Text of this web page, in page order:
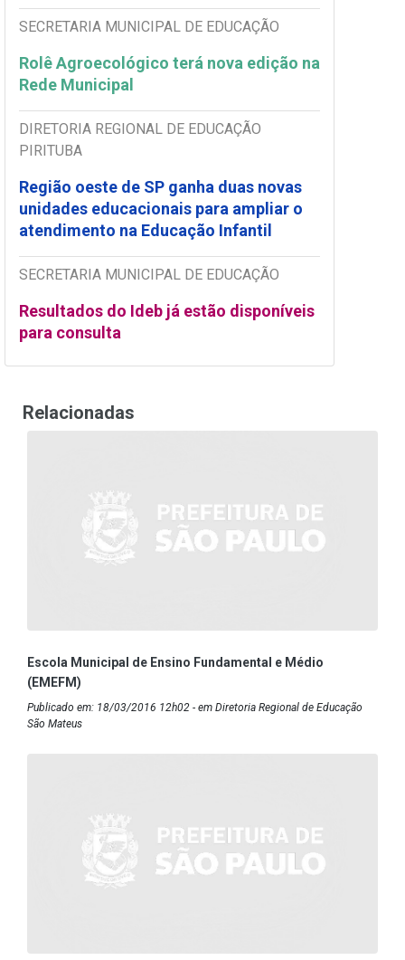
SECRETARIA MUNICIPAL DE EDUCAÇÃO
Rolê Agroecológico terá nova edição na
Rede Municipal
DIRETORIA REGIONAL DE EDUCAÇÃO
PIRITUBA
Região oeste de SP ganha duas novas
unidades educacionais para ampliar o
atendimento na Educação Infantil
SECRETARIA MUNICIPAL DE EDUCAÇÃO
Resultados do Ideb já estão disponíveis
para consulta
Relacionadas
Escola Municipal de Ensino Fundamental e Médio
(EMEFM)
Publicado em: 18/03/2016 12h02 - em Diretoria Regional de Educação
São Mateus